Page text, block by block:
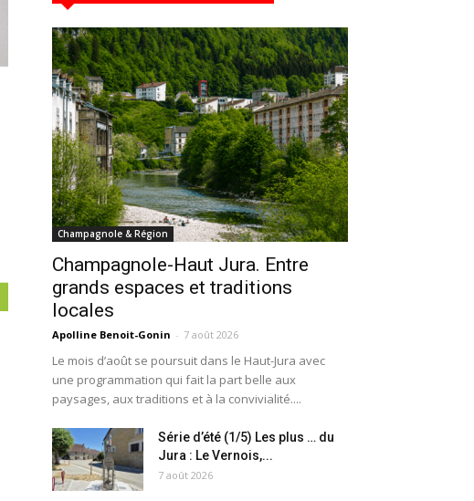
Champagnole & Région
Champagnole-Haut Jura. Entre
grands espaces et traditions
locales
Apolline Benoit-Gonin - 7 août 2026
Le mois d’août se poursuit dans le Haut-Jura avec
une programmation qui fait la part belle aux
paysages, aux traditions et à la convivialité....
Série d’été (1/5) Les plus … du
Jura : Le Vernois,...
7 août 2026